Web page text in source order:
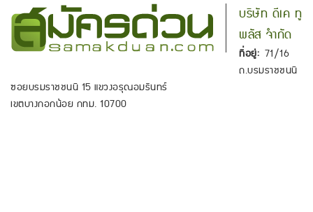
บริษัท ดีเค ทู
พลัส จำกัด
ที่อยู่: 71/16
ถ.บรมราชชนนี
ซอยบรมราชชนนี 15 แขวงอรุณอมรินทร์
เขตบางกอกน้อย กทม. 10700